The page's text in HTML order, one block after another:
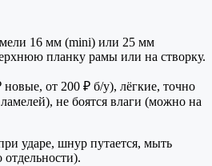
16 мм (mini) или 25 мм
планку рамы или на створку.
новые, от 200 ₽ б/у), лёгкие, точно
не боятся влаги (можно на
ударе, шнур путается, мыть